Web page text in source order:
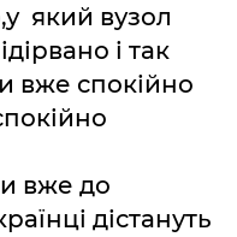
який вузол
і так
вже спокійно
вже до
дістануть